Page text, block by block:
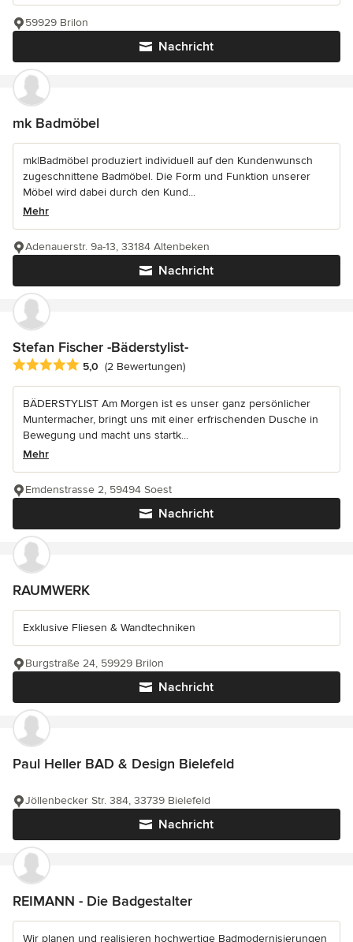
Nachricht
59929 Brilon
mk Badmöbel
mk|Badmöbel produziert individuell auf den Kundenwunsch
zugeschnittene Badmöbel. Die Form und Funktion unserer
Möbel wird dabei durch den Kund...
Mehr
Nachricht
Adenauerstr. 9a-13, 33184 Altenbeken
Stefan Fischer -Bäderstylist-
Durchschnittliche Bewertung: 5 von 5 Sternen
5,0 (2 Bewertungen)
BÄDERSTYLIST Am Morgen ist es unser ganz persönlicher
Muntermacher, bringt uns mit einer erfrischenden Dusche in
Bewegung und macht uns startk...
Mehr
Nachricht
Emdenstrasse 2, 59494 Soest
RAUMWERK
Exklusive Fliesen & Wandtechniken
Nachricht
Burgstraße 24, 59929 Brilon
Paul Heller BAD & Design Bielefeld
Nachricht
Jöllenbecker Str. 384, 33739 Bielefeld
REIMANN - Die Badgestalter
Wir planen und realisieren hochwertige Badmodernisierungen